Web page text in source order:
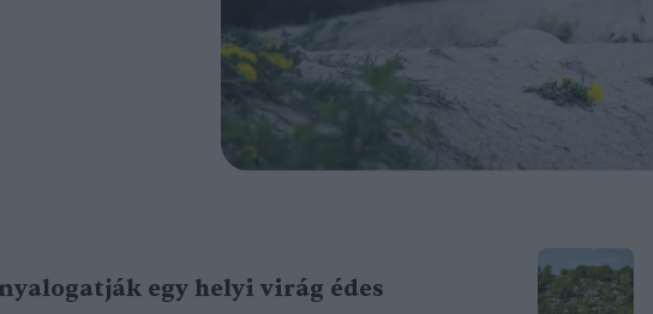
egy helyi virág édes